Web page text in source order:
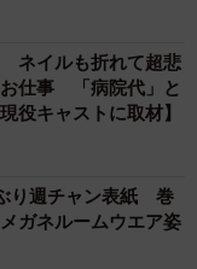
読んでいただき、
もちょこちょこと
むろさん。日々の
れています。
aomuro
ネイルも折れて超悲
仕事 「病院代」と
役キャストに取材】
り週チャン表紙 巻
ガネルームウエア姿